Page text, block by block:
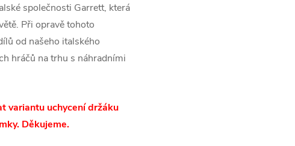
společnosti Garrett, která
Při opravě tohoto
od našeho italského
hráčů na trhu s náhradními
variantu uchycení držáku
Děkujeme.